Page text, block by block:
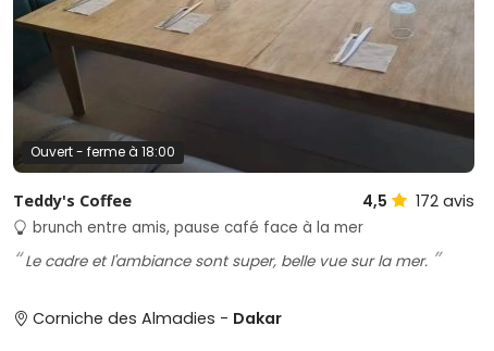
Ouvert - ferme à 18:00
Teddy's Coffee 4,5 172 avis
brunch entre amis, pause café face à la mer
Le cadre et l'ambiance sont super, belle vue sur la mer.
Corniche des Almadies - Dakar